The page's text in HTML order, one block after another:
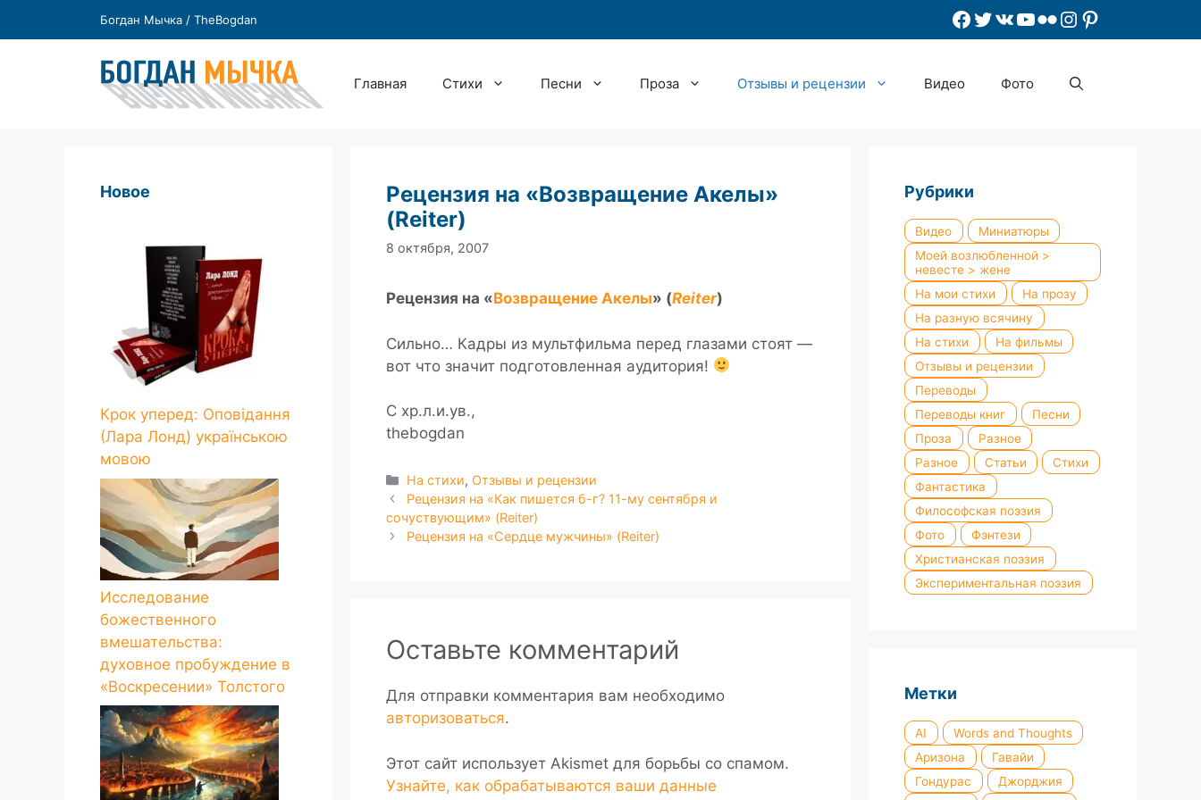
Facebook
Twitter
ВКонтакте
YouTube
Flickr
Instagram
Pinterest
Богдан Мычка / TheBogdan
Главная Стихи Песни Проза Отзывы и рецензии Видео Фото
Рецензия на «Возвращение Акелы»
(Reiter)
8 октября, 2007
Рецензия на «Возвращение Акелы» (Reiter)
Сильно… Кадры из мультфильма перед глазами стоят —
вот что значит подготовленная аудитория!
С хр.л.и.ув.,
thebogdan
Рубрики
На стихи, Отзывы и рецензии
Рецензия на «Как пишется б-г? 11-му сентября и
сочуствующим» (Reiter)
Рецензия на «Сердце мужчины» (Reiter)
Оставьте комментарий
Для отправки комментария вам необходимо
авторизоваться.
Этот сайт использует Akismet для борьбы со спамом.
Узнайте, как обрабатываются ваши данные
Новое
Крок уперед: Оповідання
(Лара Лонд) українською
мовою
Исследование
божественного
вмешательства:
духовное пробуждение в
«Воскресении» Толстого
Рубрики
Видео
Миниатюры
Моей возлюбленной >
невесте > жене
На мои стихи
На прозу
На разную всячину
На стихи
На фильмы
Отзывы и рецензии
Переводы
Переводы книг
Песни
Проза
Разное
Разное
Статьи
Стихи
Фантастика
Философская поэзия
Фото
Фэнтези
Христианская поэзия
Экспериментальная поэзия
Метки
AI
Words and Thoughts
Аризона
Гавайи
Гондурас
Джорджия